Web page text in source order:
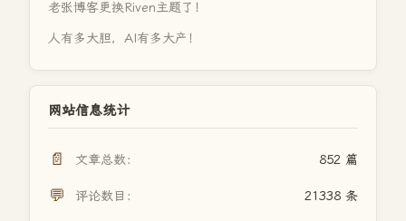
老张博客更换Riven主题了！
人有多大胆，AI有多大产！
网站信息统计
📄 文章总数： 852 篇
💬 评论数目： 21338 条